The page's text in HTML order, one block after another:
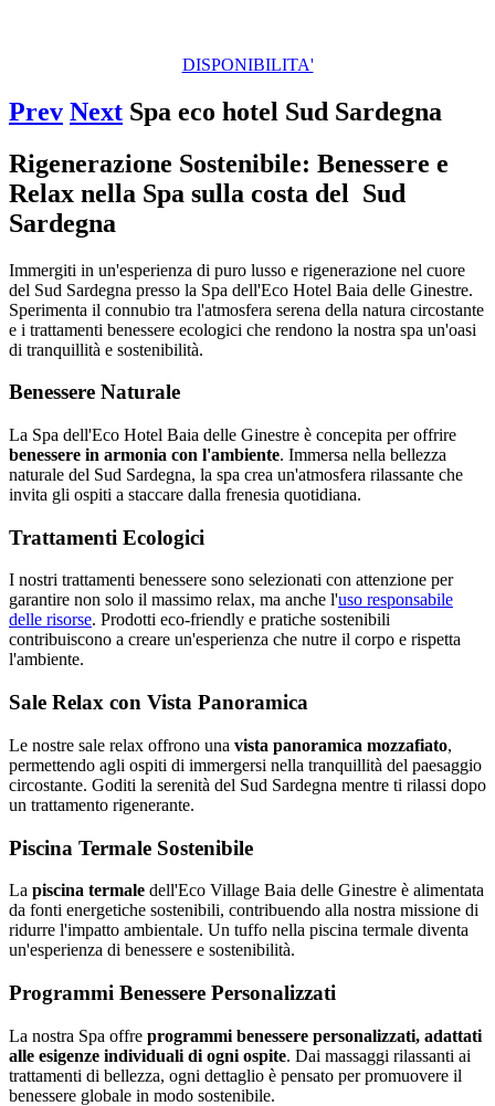
DISPONIBILITA'
Prev Next Spa eco hotel Sud Sardegna
Rigenerazione Sostenibile: Benessere e
Relax nella Spa sulla costa del Sud
Sardegna
Immergiti in un'esperienza di puro lusso e rigenerazione nel cuore
del Sud Sardegna presso la Spa dell'Eco Hotel Baia delle Ginestre.
Sperimenta il connubio tra l'atmosfera serena della natura circostante
e i trattamenti benessere ecologici che rendono la nostra spa un'oasi
di tranquillità e sostenibilità.
Benessere Naturale
La Spa dell'Eco Hotel Baia delle Ginestre è concepita per offrire
benessere in armonia con l'ambiente. Immersa nella bellezza
naturale del Sud Sardegna, la spa crea un'atmosfera rilassante che
invita gli ospiti a staccare dalla frenesia quotidiana.
Trattamenti Ecologici
I nostri trattamenti benessere sono selezionati con attenzione per
garantire non solo il massimo relax, ma anche l'uso responsabile
delle risorse. Prodotti eco-friendly e pratiche sostenibili
contribuiscono a creare un'esperienza che nutre il corpo e rispetta
l'ambiente.
Sale Relax con Vista Panoramica
Le nostre sale relax offrono una vista panoramica mozzafiato,
permettendo agli ospiti di immergersi nella tranquillità del paesaggio
circostante. Goditi la serenità del Sud Sardegna mentre ti rilassi dopo
un trattamento rigenerante.
Piscina Termale Sostenibile
La piscina termale dell'Eco Village Baia delle Ginestre è alimentata
da fonti energetiche sostenibili, contribuendo alla nostra missione di
ridurre l'impatto ambientale. Un tuffo nella piscina termale diventa
un'esperienza di benessere e sostenibilità.
Programmi Benessere Personalizzati
La nostra Spa offre programmi benessere personalizzati, adattati
alle esigenze individuali di ogni ospite. Dai massaggi rilassanti ai
trattamenti di bellezza, ogni dettaglio è pensato per promuovere il
benessere globale in modo sostenibile.